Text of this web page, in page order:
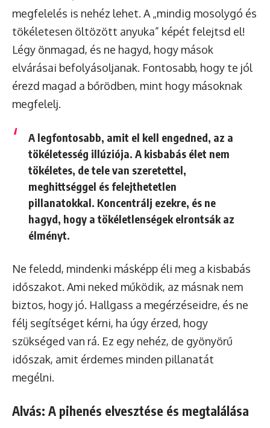
megfelelés is nehéz lehet. A „mindig mosolygó és
tökéletesen öltözött anyuka” képét felejtsd el!
Légy önmagad, és ne hagyd, hogy mások
elvárásai befolyásoljanak. Fontosabb, hogy te jól
érezd magad a bőrödben, mint hogy másoknak
megfelelj.
A legfontosabb, amit el kell engedned, az a
tökéletesség illúziója. A kisbabás élet nem
tökéletes, de tele van szeretettel,
meghittséggel és felejthetetlen
pillanatokkal. Koncentrálj ezekre, és ne
hagyd, hogy a tökéletlenségek elrontsák az
élményt.
Ne feledd, mindenki másképp éli meg a kisbabás
időszakot. Ami neked működik, az másnak nem
biztos, hogy jó. Hallgass a megérzéseidre, és ne
félj segítséget kérni, ha úgy érzed, hogy
szükséged van rá. Ez egy nehéz, de gyönyörű
időszak, amit érdemes minden pillanatát
megélni.
Alvás: A pihenés elvesztése és megtalálása